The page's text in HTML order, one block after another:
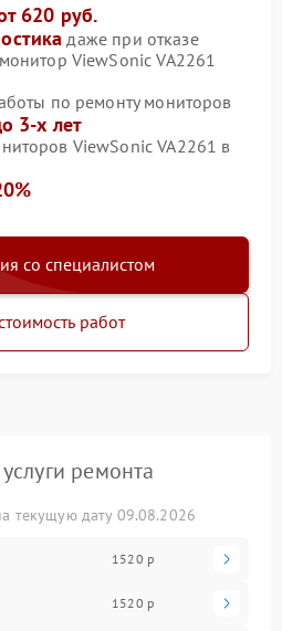
620 руб.
даже при отказе
ViewSonic VA2261
по ремонту мониторов
3-х лет
ViewSonic VA2261 в
со специалистом
работ
ремонта
текущую дату 09.08.2026
1520 р
1520 р